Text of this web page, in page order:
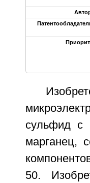
сульфид с
марганец,
50.